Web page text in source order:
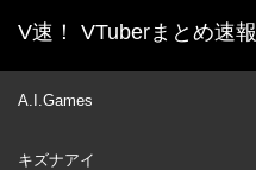
V速！ VTuberまとめ速報
A.I.Games
キズナアイ
ホーム
新着動画一覧